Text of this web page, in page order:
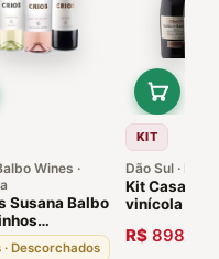
Wines ·
Susana Balbo
Premiados
· Descorchados
KIT
Dão Sul ·
Kit Casa de
vinícola
Ano Vinhos
R$ 898,00